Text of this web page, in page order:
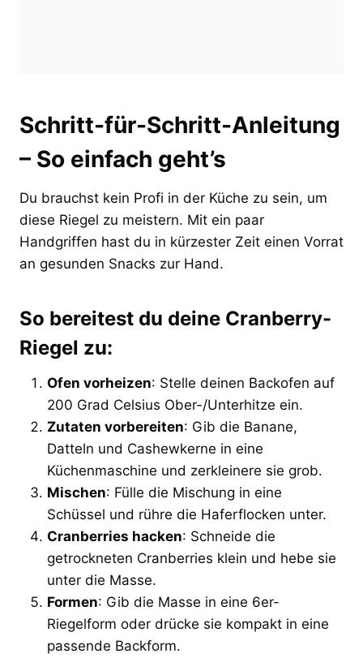
Schritt-für-Schritt-Anleitung
– So einfach geht’s
Du brauchst kein Profi in der Küche zu sein, um
diese Riegel zu meistern. Mit ein paar
Handgriffen hast du in kürzester Zeit einen Vorrat
an gesunden Snacks zur Hand.
So bereitest du deine Cranberry-
Riegel zu:
Ofen vorheizen: Stelle deinen Backofen auf
200 Grad Celsius Ober-/Unterhitze ein.
Zutaten vorbereiten: Gib die Banane,
Datteln und Cashewkerne in eine
Küchenmaschine und zerkleinere sie grob.
Mischen: Fülle die Mischung in eine
Schüssel und rühre die Haferflocken unter.
Cranberries hacken: Schneide die
getrockneten Cranberries klein und hebe sie
unter die Masse.
Formen: Gib die Masse in eine 6er-
Riegelform oder drücke sie kompakt in eine
passende Backform.